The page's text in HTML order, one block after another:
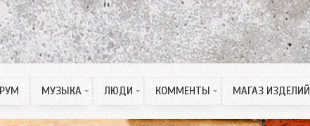
МУЗЫКА
Рингтон на Телефон
ЛЮДИ ПДД тесты
КОММЕНТЫ
Спонсорские статьиМАГАЗ ИЗДЕЛИЙ